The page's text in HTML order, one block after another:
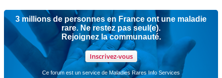
3 millions de personnes en France ont une maladie
rare. Ne restez pas seul(e).
Rejoignez la communauté.
Inscrivez-vous
Ce forum est un service de Maladies Rares Info Services